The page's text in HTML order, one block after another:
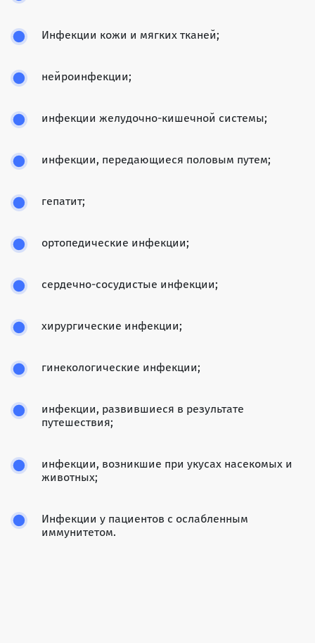
Инфекции кожи и мягких тканей;
нейроинфекции;
инфекции желудочно-кишечной системы;
инфекции, передающиеся половым путем;
гепатит;
ортопедические инфекции;
сердечно-сосудистые инфекции;
хирургические инфекции;
гинекологические инфекции;
инфекции, развившиеся в результате
путешествия;
инфекции, возникшие при укусах насекомых и
животных;
Инфекции у пациентов с ослабленным
иммунитетом.